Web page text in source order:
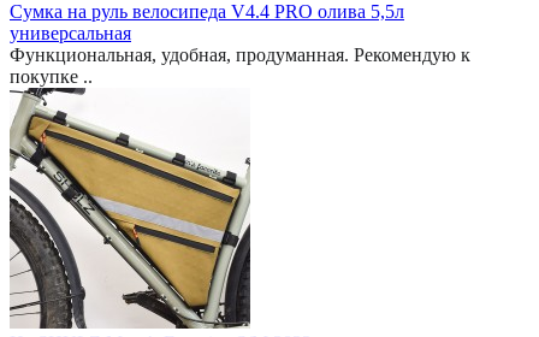
Сумка на руль велосипеда V4.4 PRO олива 5,5л
универсальная
Функциональная, удобная, продуманная. Рекомендую к
покупке ..